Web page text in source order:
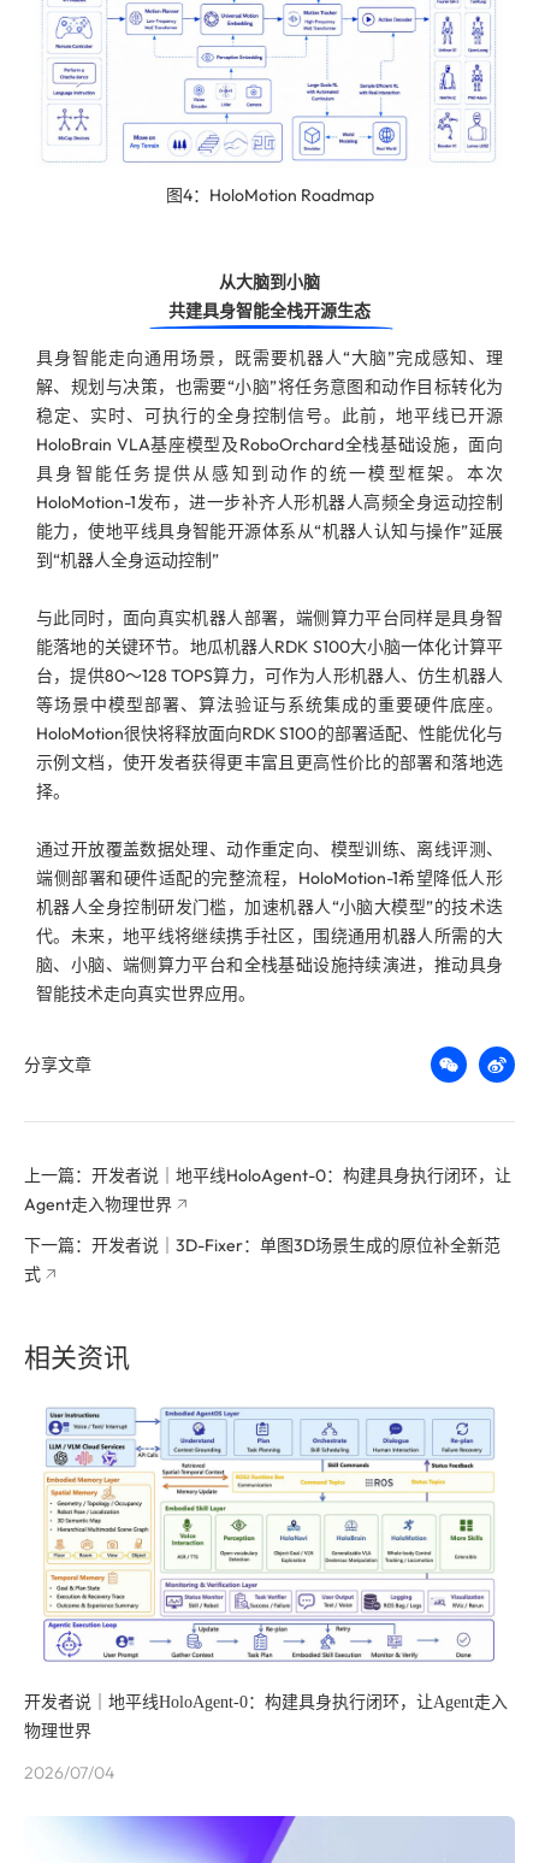
图4：HoloMotion Roadmap
从大脑到小脑
共建具身智能全栈开源生态
具身智能走向通用场景，既需要机器人“大脑”完成感知、理
解、规划与决策，也需要“小脑”将任务意图和动作目标转化为
稳定、实时、可执行的全身控制信号。此前，地平线已开源
HoloBrain VLA基座模型及RoboOrchard全栈基础设施，面向
具身智能任务提供从感知到动作的统一模型框架。本次
HoloMotion-1发布，进一步补齐人形机器人高频全身运动控制
能力，使地平线具身智能开源体系从“机器人认知与操作”延展
到“机器人全身运动控制”
与此同时，面向真实机器人部署，端侧算力平台同样是具身智
能落地的关键环节。地瓜机器人RDK S100大小脑一体化计算平
台，提供80～128 TOPS算力，可作为人形机器人、仿生机器人
等场景中模型部署、算法验证与系统集成的重要硬件底座。
HoloMotion很快将释放面向RDK S100的部署适配、性能优化与
示例文档，使开发者获得更丰富且更高性价比的部署和落地选
择。
通过开放覆盖数据处理、动作重定向、模型训练、离线评测、
端侧部署和硬件适配的完整流程，HoloMotion-1希望降低人形
机器人全身控制研发门槛，加速机器人“小脑大模型”的技术迭
代。未来，地平线将继续携手社区，围绕通用机器人所需的大
脑、小脑、端侧算力平台和全栈基础设施持续演进，推动具身
智能技术走向真实世界应用。
分享文章
上一篇：开发者说｜地平线HoloAgent-0：构建具身执行闭环，让
Agent走入物理世界
下一篇：开发者说｜3D-Fixer：单图3D场景生成的原位补全新范
式
相关资讯
开发者说｜地平线HoloAgent-0：构建具身执行闭环，让Agent走入
物理世界
2026/07/04